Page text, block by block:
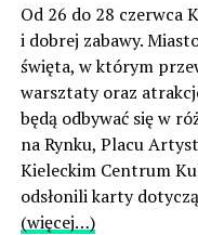
Od 26 do 28 czerwca
i dobrej zabawy.
święta, w którym
warsztaty oraz
będą odbywać się w
na Rynku, Placu
Kieleckim Centrum
odsłonili karty
(więcej…)